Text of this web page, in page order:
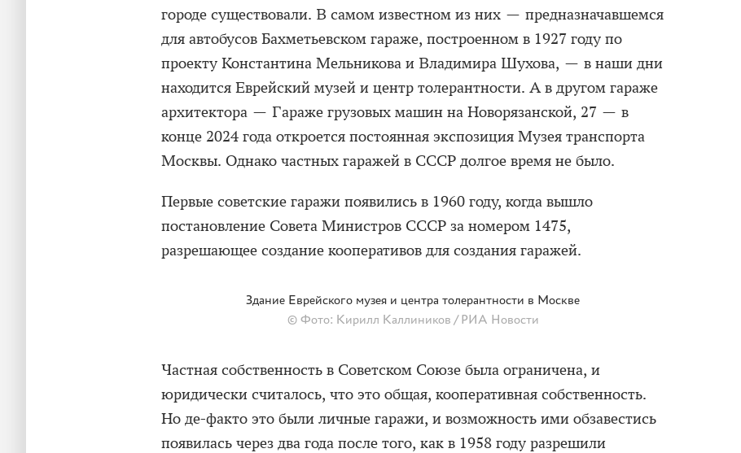
городе существовали. В самом известном из них — предназначавшемся
для автобусов Бахметьевском гараже, построенном в 1927 году по
проекту Константина Мельникова и Владимира Шухова, — в наши дни
находится Еврейский музей и центр толерантности. А в другом гараже
архитектора — Гараже грузовых машин на Новорязанской, 27 — в
конце 2024 года откроется постоянная экспозиция Музея транспорта
Москвы. Однако частных гаражей в СССР долгое время не было.
Первые советские гаражи появились в 1960 году, когда вышло
постановление Совета Министров СССР за номером 1475,
разрешающее создание кооперативов для создания гаражей.
Здание Еврейского музея и центра толерантности в Москве
© Фото: Кирилл Каллиников / РИА Новости
Частная собственность в Советском Союзе была ограничена, и
юридически считалось, что это общая, кооперативная собственность.
Но де-факто это были личные гаражи, и возможность ими обзавестись
появилась через два года после того, как в 1958 году разрешили